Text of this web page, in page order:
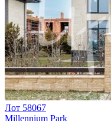
Лот 58067
Millennium Park